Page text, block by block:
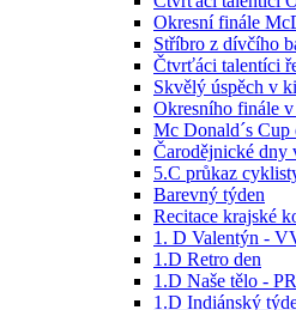
Okresní finále
Stříbro z dívčího
Čtvrťáci talentíci
Skvělý úspěch v
Okresního finále
Mc Donald´s
Čarodějnické dny
5.C průkaz
Barevný týden
Recitace krajské
1. D Valentýn -
1.D Retro den
1.D Naše tělo -
1.D Indiánský